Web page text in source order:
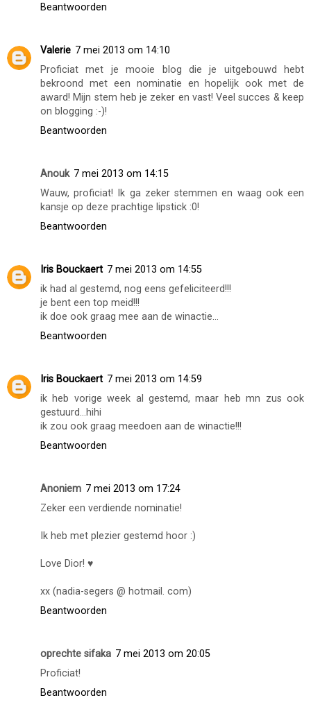
Beantwoorden
Valerie 7 mei 2013 om 14:10
Proficiat met je mooie blog die je uitgebouwd hebt
bekroond met een nominatie en hopelijk ook met de
award! Mijn stem heb je zeker en vast! Veel succes & keep
on blogging :-)!
Beantwoorden
Anouk 7 mei 2013 om 14:15
Wauw, proficiat! Ik ga zeker stemmen en waag ook een
kansje op deze prachtige lipstick :0!
Beantwoorden
Iris Bouckaert 7 mei 2013 om 14:55
ik had al gestemd, nog eens gefeliciteerd!!!
je bent een top meid!!!
ik doe ook graag mee aan de winactie...
Beantwoorden
Iris Bouckaert 7 mei 2013 om 14:59
ik heb vorige week al gestemd, maar heb mn zus ook
gestuurd...hihi
ik zou ook graag meedoen aan de winactie!!!
Beantwoorden
Anoniem 7 mei 2013 om 17:24
Zeker een verdiende nominatie!
Ik heb met plezier gestemd hoor :)
Love Dior! ♥
xx (nadia-segers @ hotmail. com)
Beantwoorden
oprechte sifaka 7 mei 2013 om 20:05
Proficiat!
Beantwoorden